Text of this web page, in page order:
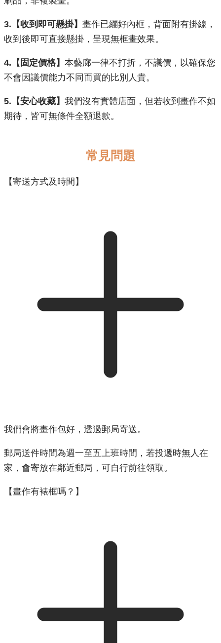
3.【收到即可懸掛】 畫作已繃好內框，背面附有掛線，
收到後即可直接懸掛，呈現無框畫效果。
​4.【固定價格】 本藝廊一律不打折，不議價，以確保您
不會因議價能力不同而買的比別人貴。
5.【安心收藏】 我們沒有實體店面，但若收到畫作不如
期待，皆可無條件全額退款。
常見問題
【寄送方式及時間】
我們會將畫作包好，透過郵局寄送。
郵局送件時間為週一至五上班時間，若投遞時無人在
家，會寄放在鄰近郵局，可自行前往領取。
【畫作有裱框嗎？】